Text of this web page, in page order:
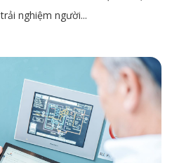
nghiệm người...